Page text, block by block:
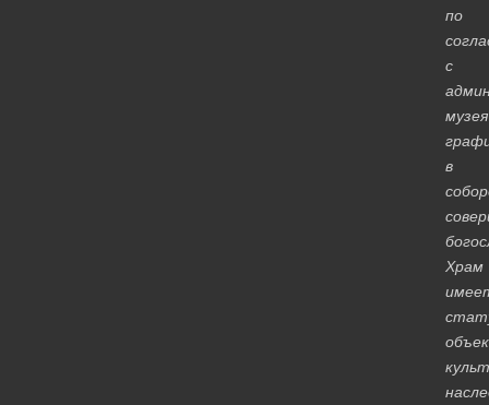
по
с
музея
в
Храм